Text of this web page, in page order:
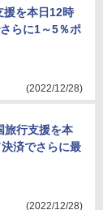
を本日12時
らに1～5％ポ
(2022/12/28)
旅行支援を本
済でさらに最
(2022/12/28)